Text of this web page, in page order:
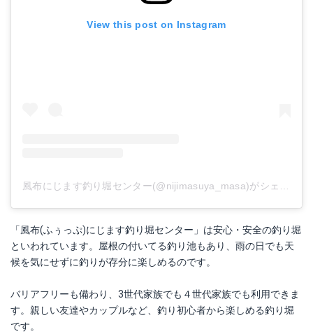
View this post on Instagram
「風布(ふぅっぷ)にじます釣り堀センター」は安心・安全の釣り堀
といわれています。屋根の付いてる釣り池もあり、雨の日でも天
候を気にせずに釣りが存分に楽しめるのです。
バリアフリーも備わり、3世代家族でも４世代家族でも利用できま
す。親しい友達やカップルなど、釣り初心者から楽しめる釣り堀
です。